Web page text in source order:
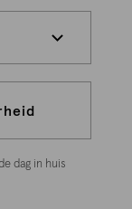
dag in huis